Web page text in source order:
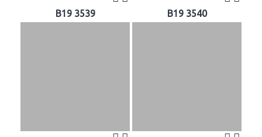
B19 3539 B19 3540